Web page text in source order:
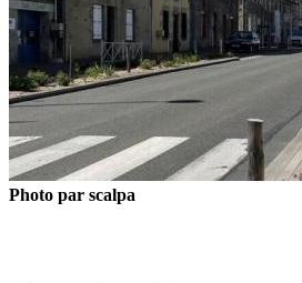
Photo par scalpa